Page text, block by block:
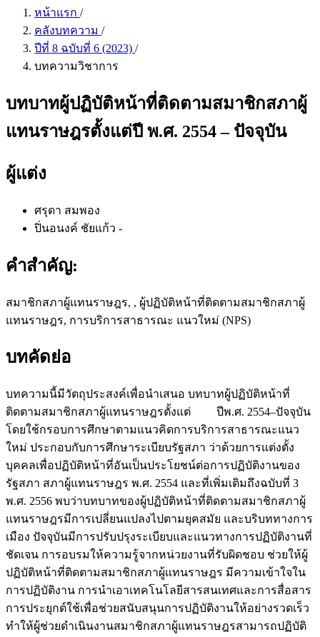
หน้าแรก /
คลังบทความ /
ปีที่ 8 ฉบับที่ 6 (2023) /
บทความวิชาการ
บทบาทผู้ปฏิบัติหน้าที่ติดตามสมาชิกสภาผู้
แทนราษฎรตั้งแต่ปี พ.ศ. 2554 – ปัจจุบัน
ผู้แต่ง
ศรุดา สมพอง
ปิ่นอนงค์ ชัยแก้ว -
คำสำคัญ:
สมาชิกสภาผู้แทนราษฎร, , ผู้ปฏิบัติหน้าที่ติดตามสมาชิกสภาผู้
แทนราษฎร, การบริการสาธารณะ แนวใหม่ (NPS)
บทคัดย่อ
บทความนี้มีวัตถุประสงค์เพื่อนำเสนอ บทบาทผู้ปฏิบัติหน้าที่
ติดตามสมาชิกสภาผู้แทนราษฎรตั้งแต่ ปีพ.ศ. 2554–ปัจจุบัน
โดยใช้กรอบการศึกษาตามแนวคิดการบริการสาธารณะแนว
ใหม่ ประกอบกับการศึกษาระเบียบรัฐสภา ว่าด้วยการแต่งตั้ง
บุคคลเพื่อปฏิบัติหน้าที่อันเป็นประโยชน์ต่อการปฏิบัติงานของ
รัฐสภา สภาผู้แทนราษฎร พ.ศ. 2554 และที่เพิ่มเติมถึงฉบับที่ 3
พ.ศ. 2556 พบว่าบทบาทของผู้ปฏิบัติหน้าที่ติดตามสมาชิกสภาผู้
แทนราษฎรมีการเปลี่ยนแปลงไปตามยุคสมัย และบริบททางการ
เมือง ปัจจุบันมีการปรับปรุงระเบียบและแนวทางการปฏิบัติงานที่
ชัดเจน การอบรมให้ความรู้จากหน่วยงานที่รับผิดชอบ ช่วยให้ผู้
ปฏิบัติหน้าที่ติดตามสมาชิกสภาผู้แทนราษฎร มีความเข้าใจใน
การปฏิบัติงาน การนำเอาเทคโนโลยีสารสนเทศและการสื่อสาร
การประยุกต์ใช้เพื่อช่วยสนับสนุนการปฏิบัติงานให้อย่างรวดเร็ว
ทำให้ผู้ช่วยดำเนินงานสมาชิกสภาผู้แทนราษฎรสามารถปฏิบัติ